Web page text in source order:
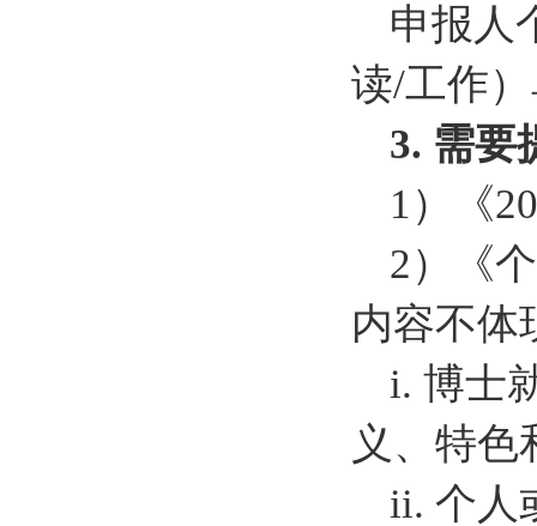
申报人
读/工作
3. 需要
1）《
2）《
内容不体
i. 博士
义、特
ii. 个人